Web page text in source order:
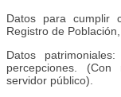
Datos para cumplir
Registro de
Datos
percepciones.
servidor público).